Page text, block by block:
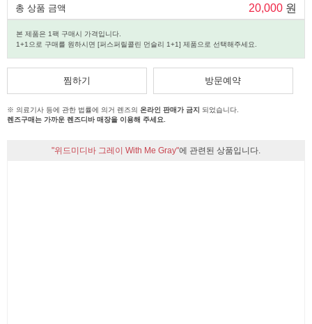
총 상품 금액 20,000원
본 제품은 1팩 구매시 가격입니다.
1+1으로 구매를 원하시면 [퍼스퍼릴콜린 먼슬리 1+1] 제품으로 선택해주세요.
찜하기 방문예약
※ 의료기사 등에 관한 법률에 의거 렌즈의 온라인 판매가 금지
되었습니다.
렌즈구매는 가까운 렌즈디바 매장을 이용해 주세요.
"위드미디바 그레이 With Me Gray"에 관련된 상품입니다.